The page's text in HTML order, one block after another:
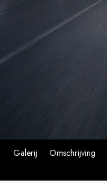
Galerij Omschrijving